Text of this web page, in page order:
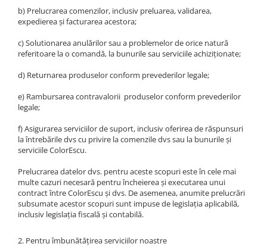
b) Prelucrarea comenzilor, inclusiv preluarea, validarea,
expedierea și facturarea acestora;
c) Solutionarea anulărilor sau a problemelor de orice natură
referitoare la o comandă, la bunurile sau serviciile achiziționate;
d) Returnarea produselor conform prevederilor legale;
e) Rambursarea contravalorii produselor conform prevederilor
legale;
f) Asigurarea serviciilor de suport, inclusiv oferirea de răspunsuri
la întrebările dvs cu privire la comenzile dvs sau la bunurile și
serviciile ColorEscu.
Prelucrarea datelor dvs. pentru aceste scopuri este în cele mai
multe cazuri necesară pentru încheierea și executarea unui
contract între ColorEscu și dvs. De asemenea, anumite prelucrări
subsumate acestor scopuri sunt impuse de legislația aplicabilă,
inclusiv legislația fiscală și contabilă.
2. Pentru îmbunătățirea serviciilor noastre